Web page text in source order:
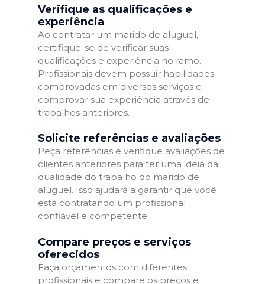
Verifique as qualificações e
experiência
Ao contratar um marido de aluguel,
certifique-se de verificar suas
qualificações e experiência no ramo.
Profissionais devem possuir habilidades
comprovadas em diversos serviços e
comprovar sua experiência através de
trabalhos anteriores.
Solicite referências e avaliações
Peça referências e verifique avaliações de
clientes anteriores para ter uma ideia da
qualidade do trabalho do marido de
aluguel. Isso ajudará a garantir que você
está contratando um profissional
confiável e competente.
Compare preços e serviços
oferecidos
Faça orçamentos com diferentes
profissionais e compare os preços e